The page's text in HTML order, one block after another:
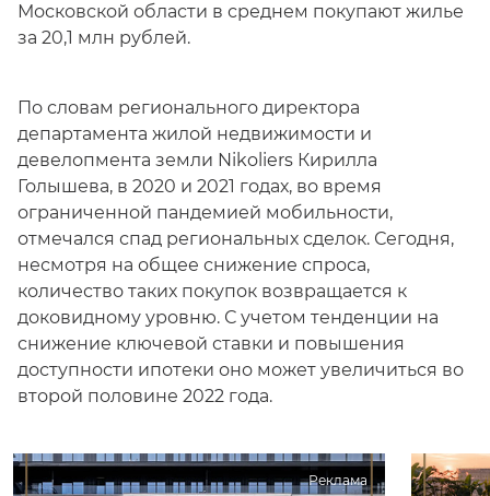
Московской области в среднем покупают жилье
за 20,1 млн рублей.
По словам регионального директора
департамента жилой недвижимости и
девелопмента земли Nikoliers Кирилла
Голышева, в 2020 и 2021 годах, во время
ограниченной пандемией мобильности,
отмечался спад региональных сделок. Сегодня,
несмотря на общее снижение спроса,
количество таких покупок возвращается к
доковидному уровню. С учетом тенденции на
снижение ключевой ставки и повышения
доступности ипотеки оно может увеличиться во
второй половине 2022 года.
Реклама